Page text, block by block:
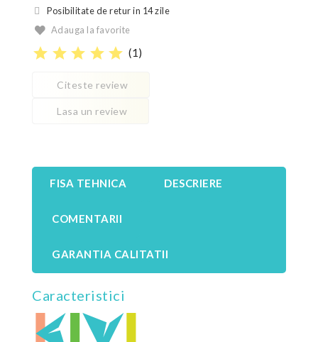
Posibilitate de retur in 14 zile
Adauga la favorite
star star star star star (1)
Citeste review
Lasa un review
FISA TEHNICA DESCRIERE
COMENTARII
GARANTIA CALITATII
Caracteristici